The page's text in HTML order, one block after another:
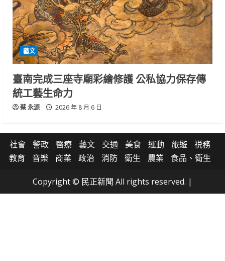
藝文
臺南完成三座寺廟彩繪修護 公私協力保存傳
統工藝生命力
蔡 永源 2026 年 8 月 6 日
社會 警政 醫療 藝文 交通 美食 運動 旅遊
祱務
教育
音樂 商業 政治 消防 衛生 農業 食品、衛生
Copyright © 民正新聞 All rights reserved. |